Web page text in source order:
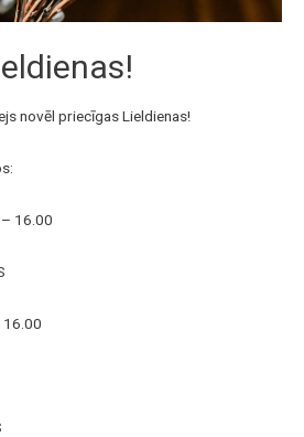
novēl priecīgas Lieldienas!
16.00